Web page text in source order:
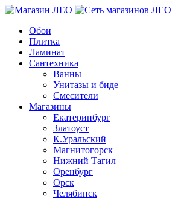
Обои
Плитка
Ламинат
Сантехника
Ванны
Унитазы и биде
Смесители
Магазины
Екатеринбург
Златоуст
К.Уральский
Магнитогорск
Нижний Тагил
Оренбург
Орск
Челябинск